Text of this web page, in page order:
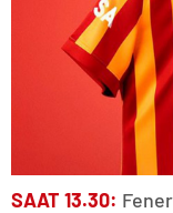
SAAT 13.30: